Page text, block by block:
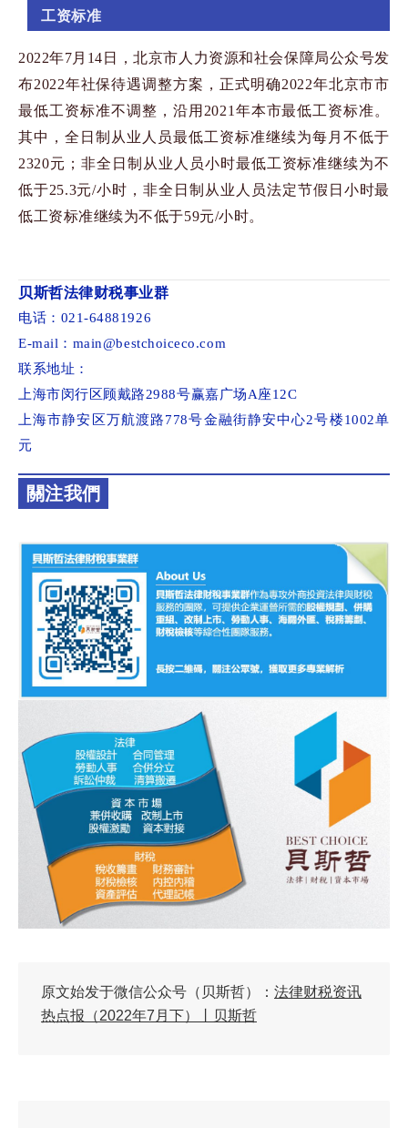
工资标准
2022年7月 14 日，北京市人力资源和社会保障局公众号发
布2022年社保待遇调整方案，正式明确2022年北京市市
最低工资标准不调整，沿用 2021 年本市最低工资标准。
其中，全日制从业人员最低工资标准继续为每月不低于
2320元；非全日制从业人员小时最低工资标准继续为不
低于25.3元/小时，非全日制从业人员法定节假日小时最
低工资标准继续为不低于59元/小时。
贝斯哲法律财税事业群
电话：021-64881926
E-mail：main@bestchoiceco.com
联系地址：
上海市闵行区顾戴路2988号赢嘉广场A座12C
上海市静安区万航渡路778号金融街静安中心2号楼1002单
元
關注我們
原文始发于微信公众号（贝斯哲）： 法律财税资讯
热点报（2022年7月下）丨贝斯哲